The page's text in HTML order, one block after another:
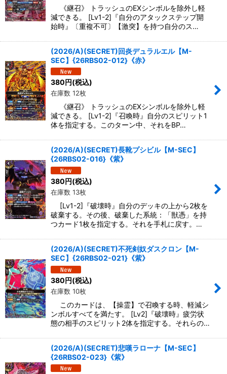
《継召》 トラッシュのEXシンボルを除外し軽
減できる。 [Lv1-2]『自分のアタックステップ開
始時』〔重複不可〕【激突】を持つ自分のス…
(2026/A)(SECRET)回炎デュラルエル【M-
SEC】{26RBS02-012}《赤》
380円(税込)
在庫数 12枚
《継召》 トラッシュのEXシンボルを除外し軽
減できる。 [Lv1-2]『召喚時』自分のスピリット1
体を指定する。このターン中、それをBP…
(2026/A)(SECRET)長靴プシビル【M-SEC】
{26RBS02-016}《紫》
380円(税込)
在庫数 13枚
[Lv1-2]『破壊時』自分のデッキの上から2枚を
破棄する。その後、破棄した系統：「獣憑」を持
つカード1枚を指定する。それを手札に戻す。…
(2026/A)(SECRET)不死剣奴ダスクロン【M-
SEC】{26RBS02-021}《紫》
380円(税込)
在庫数 10枚
このカードは、【操霊】で召喚する時、軽減シ
ンボルすべてを満たす。 [Lv2]『破壊時』疲労状
態の相手のスピリット2体を指定する。それらの…
(2026/A)(SECRET)悲嘆ラローナ【M-SEC】
{26RBS02-023}《紫》